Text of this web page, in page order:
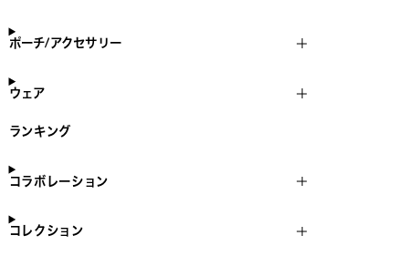
ポーチ/アクセサリー
ウェア
ランキング
コラボレーション
コレクション